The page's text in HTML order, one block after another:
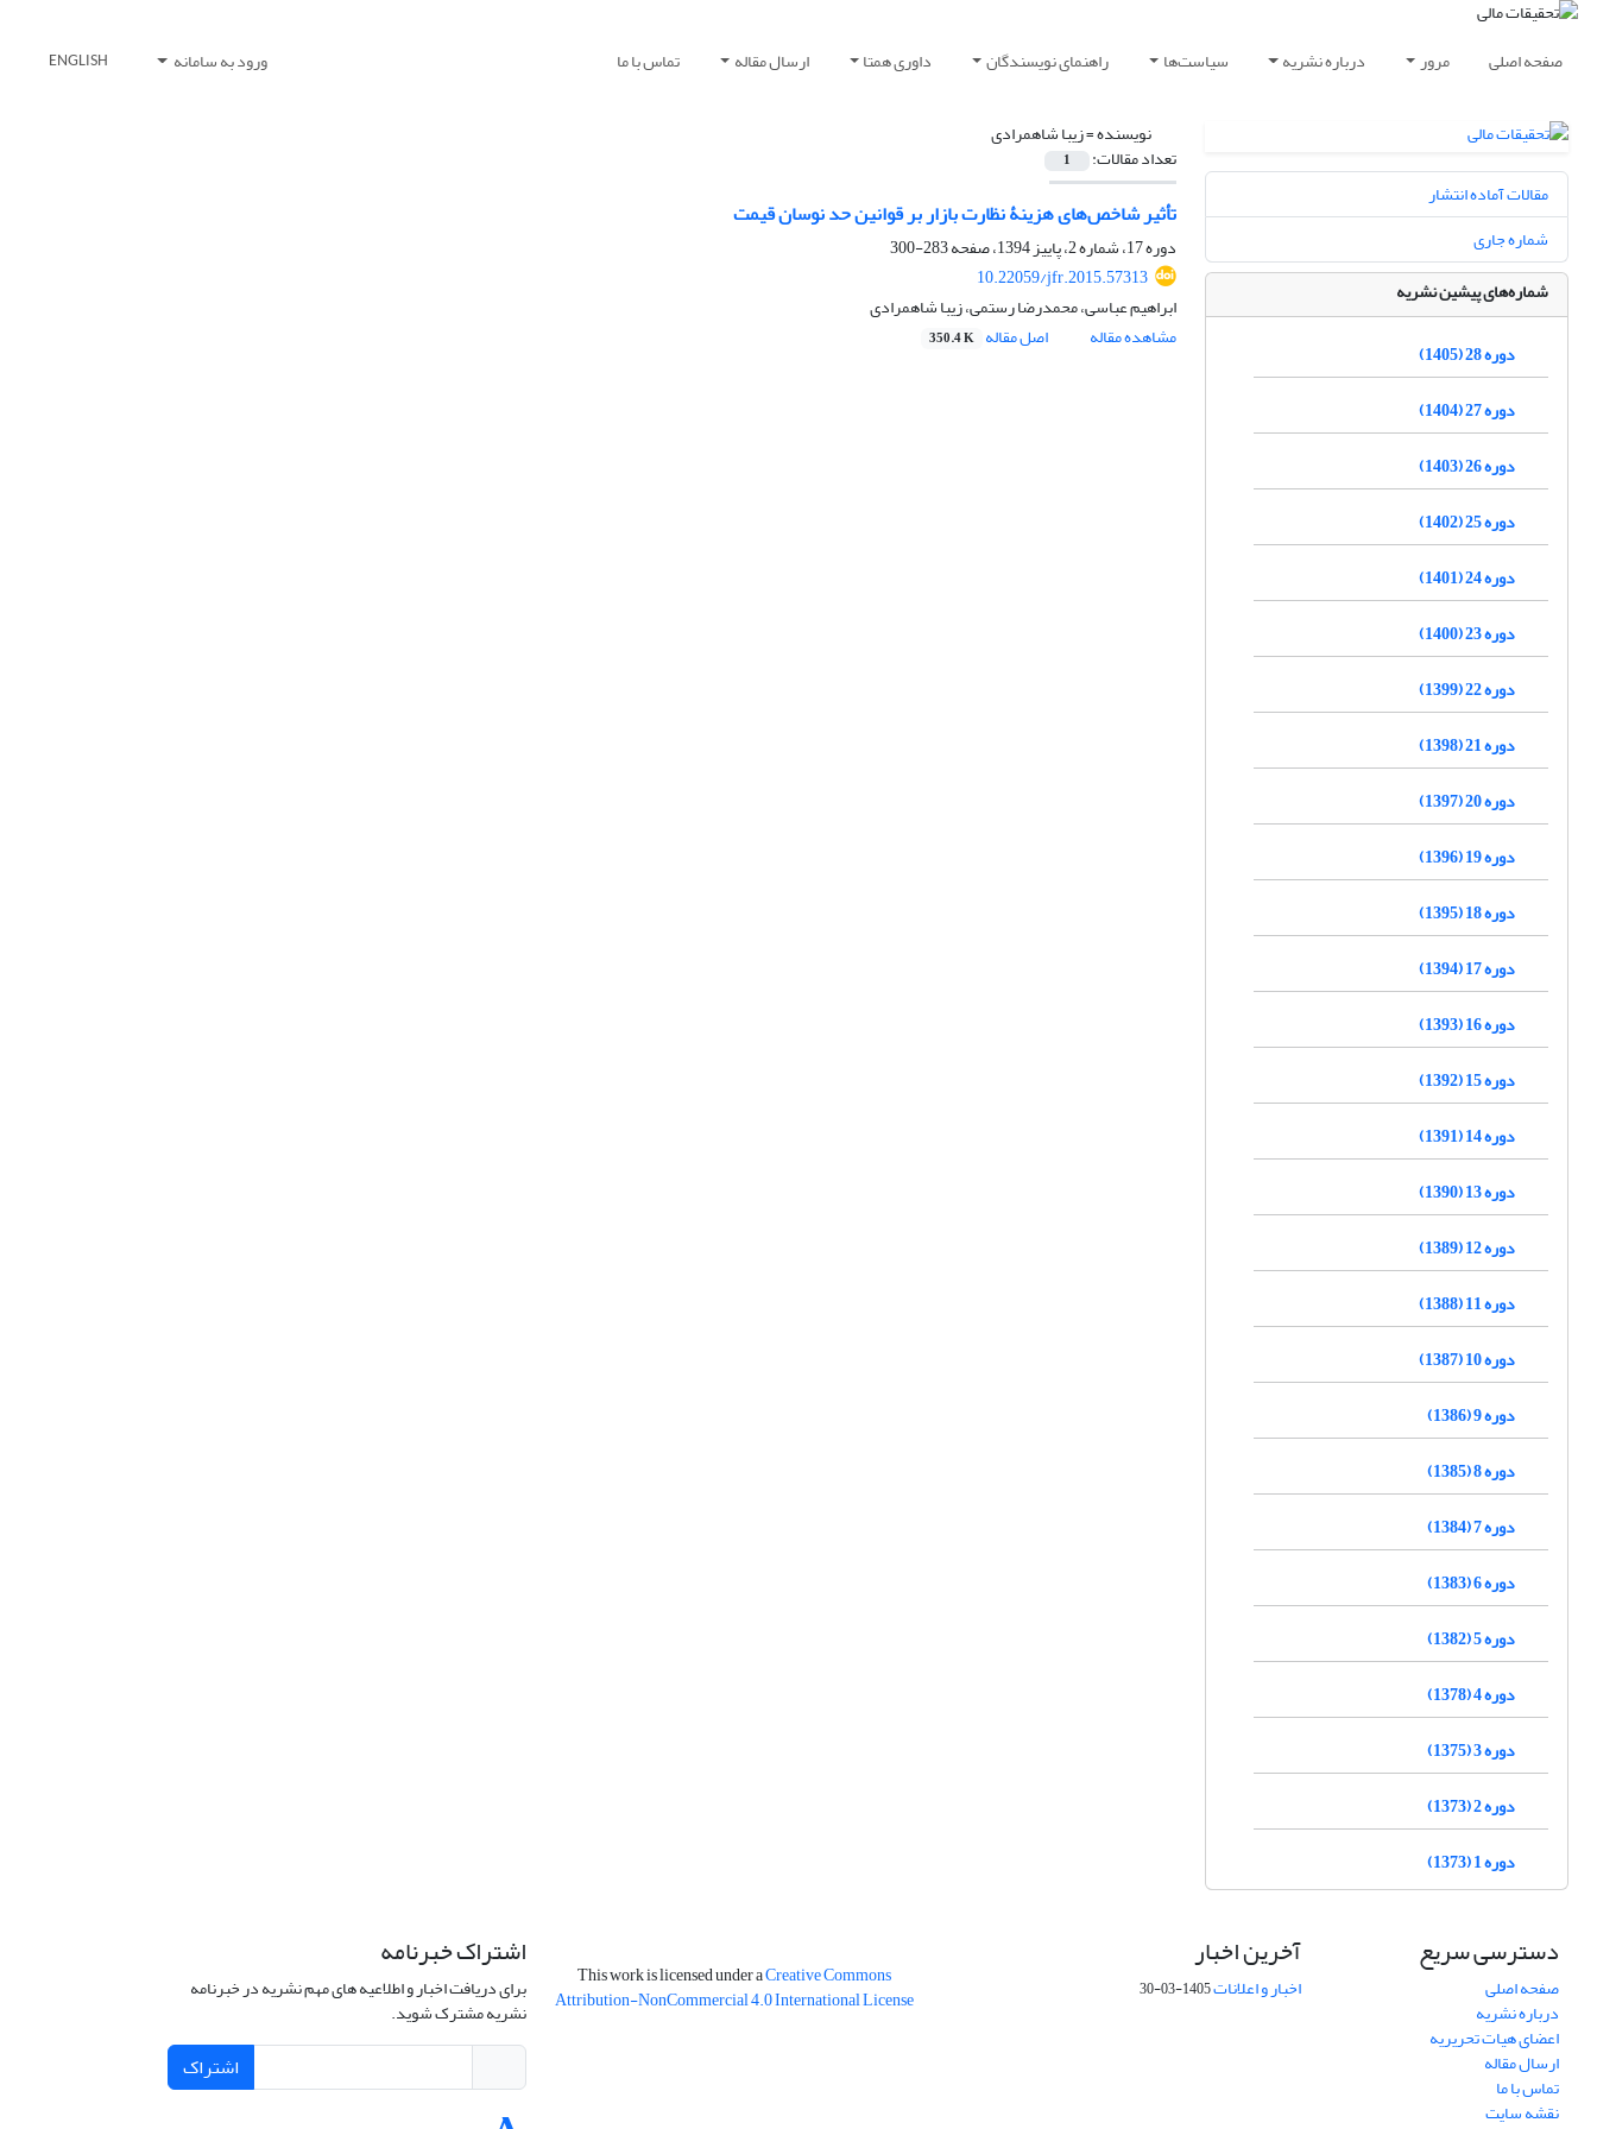
صفحه اصلی مرور درباره نشریه سیاست‌ها راهنمای نویسندگان داوری همتا ارسال مقاله تماس با ما ورود به سامانه ENGLISH
نویسنده =زیبا شاهمرادی
تعداد مقالات: 1
تأثیر شاخص‌های هزینۀ نظارت بازار بر قوانین حد نوسان قیمت
دوره 17، شماره 2، پاییز 1394، صفحه
283-300
10.22059/jfr.2015.57313
ابراهیم عباسی، محمدرضا رستمی، زیبا شاهمرادی
مشاهده مقاله
اصل مقاله 350.4 K
مقالات آماده انتشار
شماره جاری
شماره‌های پیشین نشریه
دوره 28 (1405)
دوره 27 (1404)
دوره 26 (1403)
دوره 25 (1402)
دوره 24 (1401)
دوره 23 (1400)
دوره 22 (1399)
دوره 21 (1398)
دوره 20 (1397)
دوره 19 (1396)
دوره 18 (1395)
دوره 17 (1394)
دوره 16 (1393)
دوره 15 (1392)
دوره 14 (1391)
دوره 13 (1390)
دوره 12 (1389)
دوره 11 (1388)
دوره 10 (1387)
دوره 9 (1386)
دوره 8 (1385)
دوره 7 (1384)
دوره 6 (1383)
دوره 5 (1382)
دوره 4 (1378)
دوره 3 (1375)
دوره 2 (1373)
دوره 1 (1373)
دسترسی سریع
صفحه اصلی
درباره نشریه
اعضای هیات تحریریه
ارسال مقاله
تماس با ما
نقشه سایت
آخرین اخبار
اخبار و اعلانات1405-03-30
This work is licensed under aCreative Commons
Attribution-NonCommercial 4.0 International License
اشتراک خبرنامه
برای دریافت اخبار و اطلاعیه های مهم نشریه در خبرنامه
نشریه مشترک شوید.
اشتراک